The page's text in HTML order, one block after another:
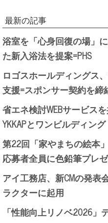
最新の記事
浴室を「心身回復の場」
た新入浴法を提案=PHS
ロゴスホールディングス
支援=スポンサー契約を締
省エネ検討WEBサービス
YKKAPとワンビルディング
第22回「家やまちの絵本
応募者全員に色鉛筆プレ
アイ工務店、新CMの発表
ラクターに起用
「性能向上リノベ2026」